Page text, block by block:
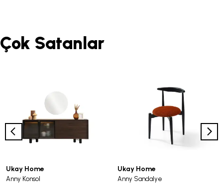
Çok Satanlar
Ukay Home
Anny Konsol
Ukay Home
Anny Sandalye